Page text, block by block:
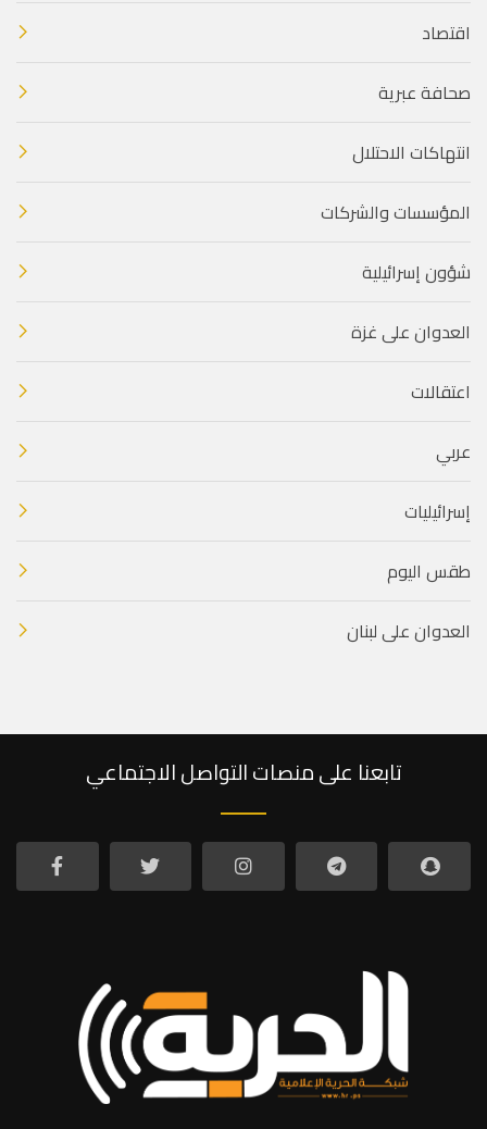
اقتصاد
صحافة عبرية
انتهاكات الاحتلال
المؤسسات والشركات
شؤون إسرائيلية
العدوان على غزة
اعتقالات
عربي
إسرائيليات
طقس اليوم
العدوان على لبنان
تابعنا على منصات التواصل الاجتماعي